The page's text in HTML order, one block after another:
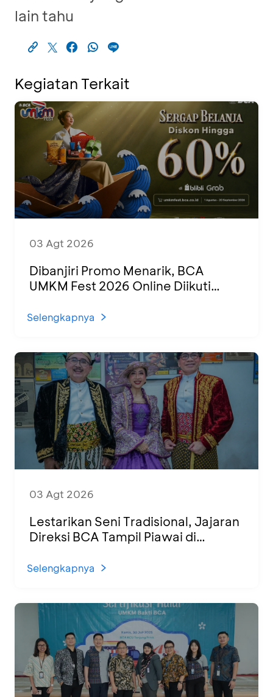
lain tahu
Kegiatan Terkait
03 Agt 2026
Dibanjiri Promo Menarik, BCA
UMKM Fest 2026 Online Diikuti
Selengkapnya
03 Agt 2026
Lestarikan Seni Tradisional, Jajaran
Direksi BCA Tampil Piawai di
Selengkapnya